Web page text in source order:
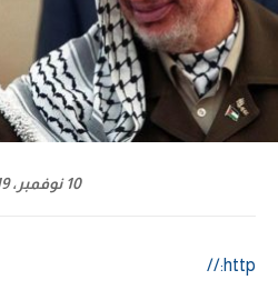
10 نوفمبر، 2019
http://